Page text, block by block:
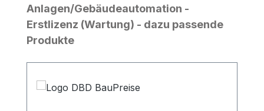
Anlagen/Gebäudeautomation -
Erstlizenz (Wartung) - dazu passende
Produkte